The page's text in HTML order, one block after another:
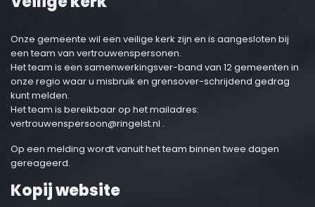
Onze gemeente wil een veilige kerk zijn en is aangesloten bij
een team van vertrouwenspersonen.
Het team is een samenwerkingsver-band van 12 gemeenten in
onze regio waar u misbruik en grensover-schrijdend gedrag
kunt melden.
Het team is bereikbaar op het mailadres:
vertrouwenspersoon@ringelst.nl .
Op een melding wordt vanuit het team binnen twee dagen
gereageerd.
Kopij website